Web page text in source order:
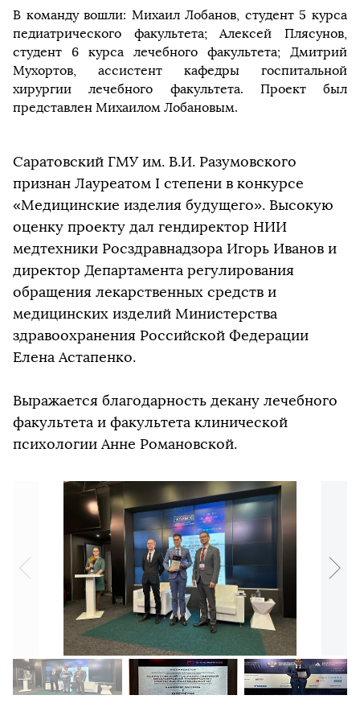
В команду вошли: Михаил Лобанов, студент 5 курса
педиатрического факультета; Алексей Плясунов,
студент 6 курса лечебного факультета; Дмитрий
Мухортов, ассистент кафедры госпитальной
хирургии лечебного факультета. Проект был
представлен Михаилом Лобановым.
Саратовский ГМУ им. В.И. Разумовского
признан Лауреатом I степени в конкурсе
«Медицинские изделия будущего». Высокую
оценку проекту дал гендиректор НИИ
медтехники Росздравнадзора Игорь Иванов и
директор Департамента регулирования
обращения лекарственных средств и
медицинских изделий Министерства
здравоохранения Российской Федерации
Елена Астапенко.
Выражается благодарность декану лечебного
факультета и факультета клинической
психологии Анне Романовской.